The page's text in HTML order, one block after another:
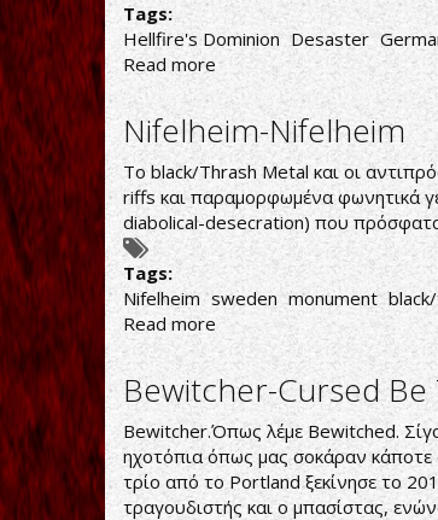
Tags:
Hellfire's Dominion Desaster
Read moreabout
Desaster-
Hellfire's
Dominion
Nifelheim-Nifelheim
To black/Thrash Metal και οι
riffs και παραμορφωμένα φωνητικά
diabolical-desecration) που πρόσφατα
Tags:
Nifelheim sweden monument
Read more about
Nifelheim-
Nifelheim
Bewitcher-Cursed
Bewitcher.Όπως λέμε Bewitched.
ηχοτόπια όπως μας σοκάραν κάποτε
τρίο από το Portland ξεκίνησε το
τραγουδιστής και ο μπασίστας,